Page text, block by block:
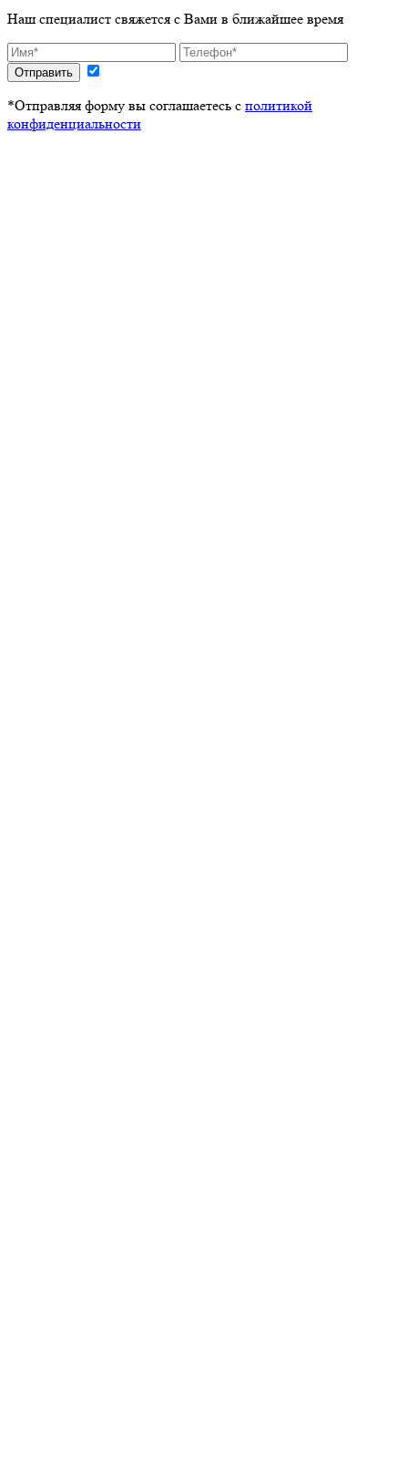
Наш специалист свяжется с Вами в ближайшее время
Отправить
*Отправляя форму вы соглашаетесь с политикой
конфиденциальности